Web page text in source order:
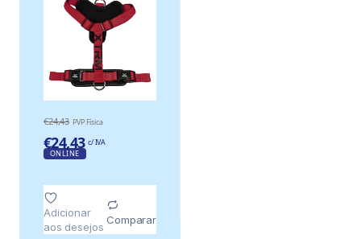
€24,43 PVP Física
€24,43 c/ IVA
ONLINE
Adicionar
aos desejos
Comparar